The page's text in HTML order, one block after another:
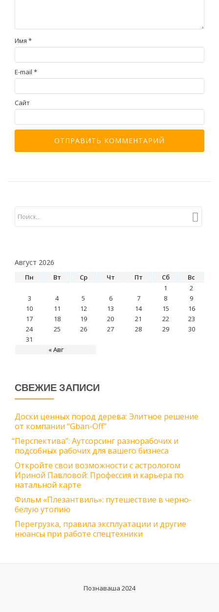
Имя *
E-mail *
Сайт
Август 2026
Пн Вт Ср Чт Пт Сб Вс
« Авг
1
2
3
4 5 6 7 8
9
10
11 12 13 14 15
16
17
18 19 20 21 22
23
24
25 26 27 28 29
30
31
СВЕЖИЕ ЗАПИСИ
Доски ценных пород дерева: Элитное решение
от компании “Gban-Off”
“Перспектива”: Аутсорсинг разнорабочих и
подсобных рабочих для вашего бизнеса
Откройте свои возможности с астрологом
Ириной Павловой: Профессия и карьера по
натальной карте
Фильм «Плезантвиль»: путешествие в черно-
белую утопию
Перегрузка, правила эксплуатации и другие
нюансы при работе спецтехники
Познаваша 2024